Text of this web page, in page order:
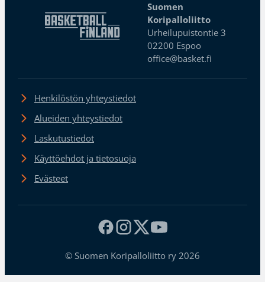
Suomen
Koripalloliitto
Urheilupuistontie 3
02200 Espoo
office@basket.fi
Henkilöstön yhteystiedot
Alueiden yhteystiedot
Laskutustiedot
Käyttöehdot ja tietosuoja
Evästeet
© Suomen Koripalloliitto ry 2026